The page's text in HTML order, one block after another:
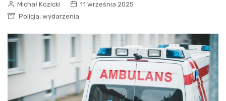
Michał Kozicki
11 września 2025
Policja, wydarzenia